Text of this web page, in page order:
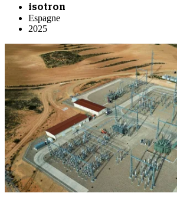
isotron
Espagne
2025